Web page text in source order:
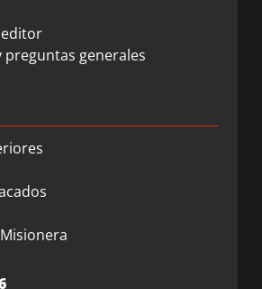
preguntas generales